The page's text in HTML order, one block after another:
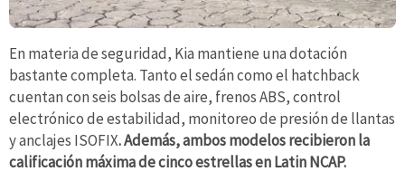
En materia de seguridad, Kia mantiene una dotación
bastante completa. Tanto el sedán como el hatchback
cuentan con seis bolsas de aire, frenos ABS, control
electrónico de estabilidad, monitoreo de presión de llantas
y anclajes ISOFIX. Además, ambos modelos recibieron la
calificación máxima de cinco estrellas en Latin NCAP.